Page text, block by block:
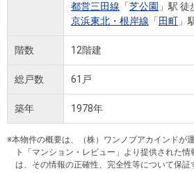
買いたいTOP
中古
マン
ショ
ンを
探す
売りたいTOP
無
料
査
定
店舗案内TOP
店舗のご
案内（首
都圏）
古屋）
会社情報TOP
ごあいさ
つ
経営ビジ
ョン
組織図
採用情報TOP
新卒採用
情報
採用情報
法人のお客さま
提携企業にお勤めの方
都営三田線 「芝公園 」駅 徒
京浜東北・根岸線 「 田町 」
階数 12階建
総戸数 61戸
築年 1978年
※本物件の概要は、（株）ワンノブアカインドが
ト「マンション・レビュー」より提供された
は、その情報の正確性、完全性等について保証